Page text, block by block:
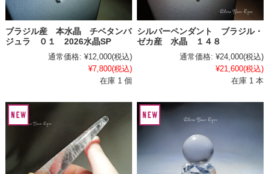
ブラジル産 本水晶 チベタンバ
ジュラ ０１ 2026水晶SP
通常価格: ¥12,000(税込)
¥7,800(税込)
在庫 1 個
シルバーペンダント ブラジル・
ゼカ産 水晶 １４８
通常価格: ¥24,000(税込)
¥21,600(税込)
在庫 1 本